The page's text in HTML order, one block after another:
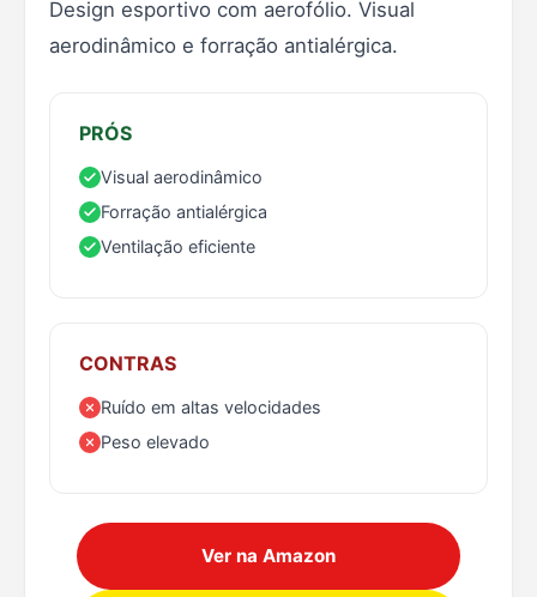
Design esportivo com aerofólio. Visual
aerodinâmico e forração antialérgica.
PRÓS
Visual aerodinâmico
Forração antialérgica
Ventilação eficiente
CONTRAS
Ruído em altas velocidades
Peso elevado
Ver na Amazon